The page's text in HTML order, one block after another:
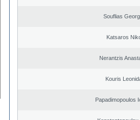
Souflias
Katsaros
Nerantzis
Kouris
Papadimopoulos